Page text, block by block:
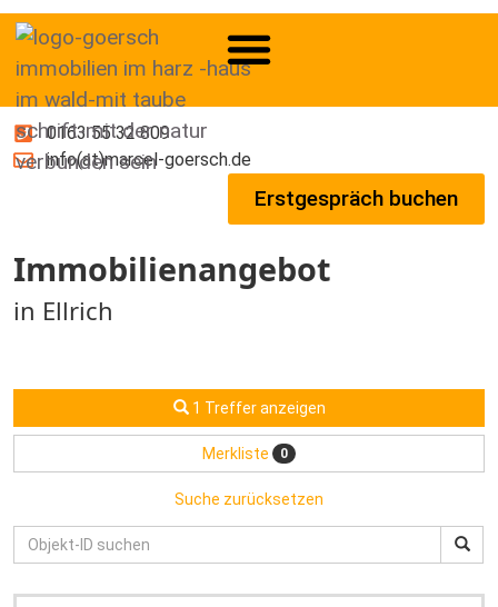
0163 55 32 809
info(at)marcel-goersch.de
Erstgespräch buchen
Immobilien­angebot
in Ellrich
1 Treffer anzeigen
Merkliste 0
Suche zurücksetzen